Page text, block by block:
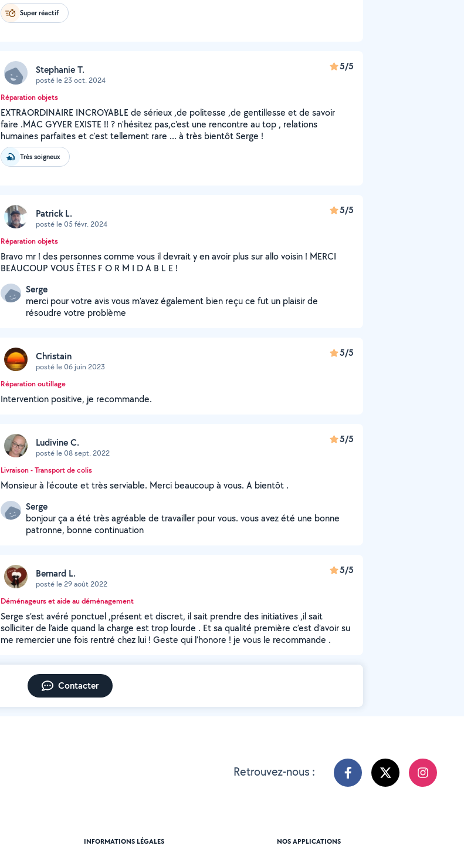
Super réactif
Stephanie T.
posté le 23 oct. 2024
5/5
Réparation objets
EXTRAORDINAIRE INCROYABLE de sérieux ,de politesse ,de gentillesse et de savoir
faire .MAC GYVER EXISTE !! ? n'hésitez pas,c'est une rencontre au top , relations
humaines parfaites et c'est tellement rare ... à très bientôt Serge !
Très soigneux
Patrick L.
posté le 05 févr. 2024
5/5
Réparation objets
Bravo mr ! des personnes comme vous il devrait y en avoir plus sur allo voisin ! MERCI
BEAUCOUP VOUS ÊTES F O R M I D A B L E !
Serge
merci pour votre avis vous m'avez également bien reçu ce fut un plaisir de
résoudre votre problème
Christain
posté le 06 juin 2023
5/5
Réparation outillage
Intervention positive, je recommande.
Ludivine C.
posté le 08 sept. 2022
5/5
Livraison - Transport de colis
Monsieur à l'écoute et très serviable. Merci beaucoup à vous. A bientôt .
Serge
bonjour ça a été très agréable de travailler pour vous. vous avez été une bonne
patronne, bonne continuation
Bernard L.
posté le 29 août 2022
5/5
Déménageurs et aide au déménagement
Serge s’est avéré ponctuel ,présent et discret, il sait prendre des initiatives ,il sait
solliciter de l’aide quand la charge est trop lourde . Et sa qualité première c’est d’avoir su
me remercier une fois rentré chez lui ! Geste qui l’honore ! je vous le recommande .
Contacter
Retrouvez-nous :
INFORMATIONS LÉGALES NOS APPLICATIONS